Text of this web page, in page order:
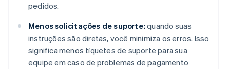
pedidos.
Menos solicitações de suporte: quando suas
instruções são diretas, você minimiza os erros. Isso
significa menos tíquetes de suporte para sua
equipe em caso de problemas de pagamento